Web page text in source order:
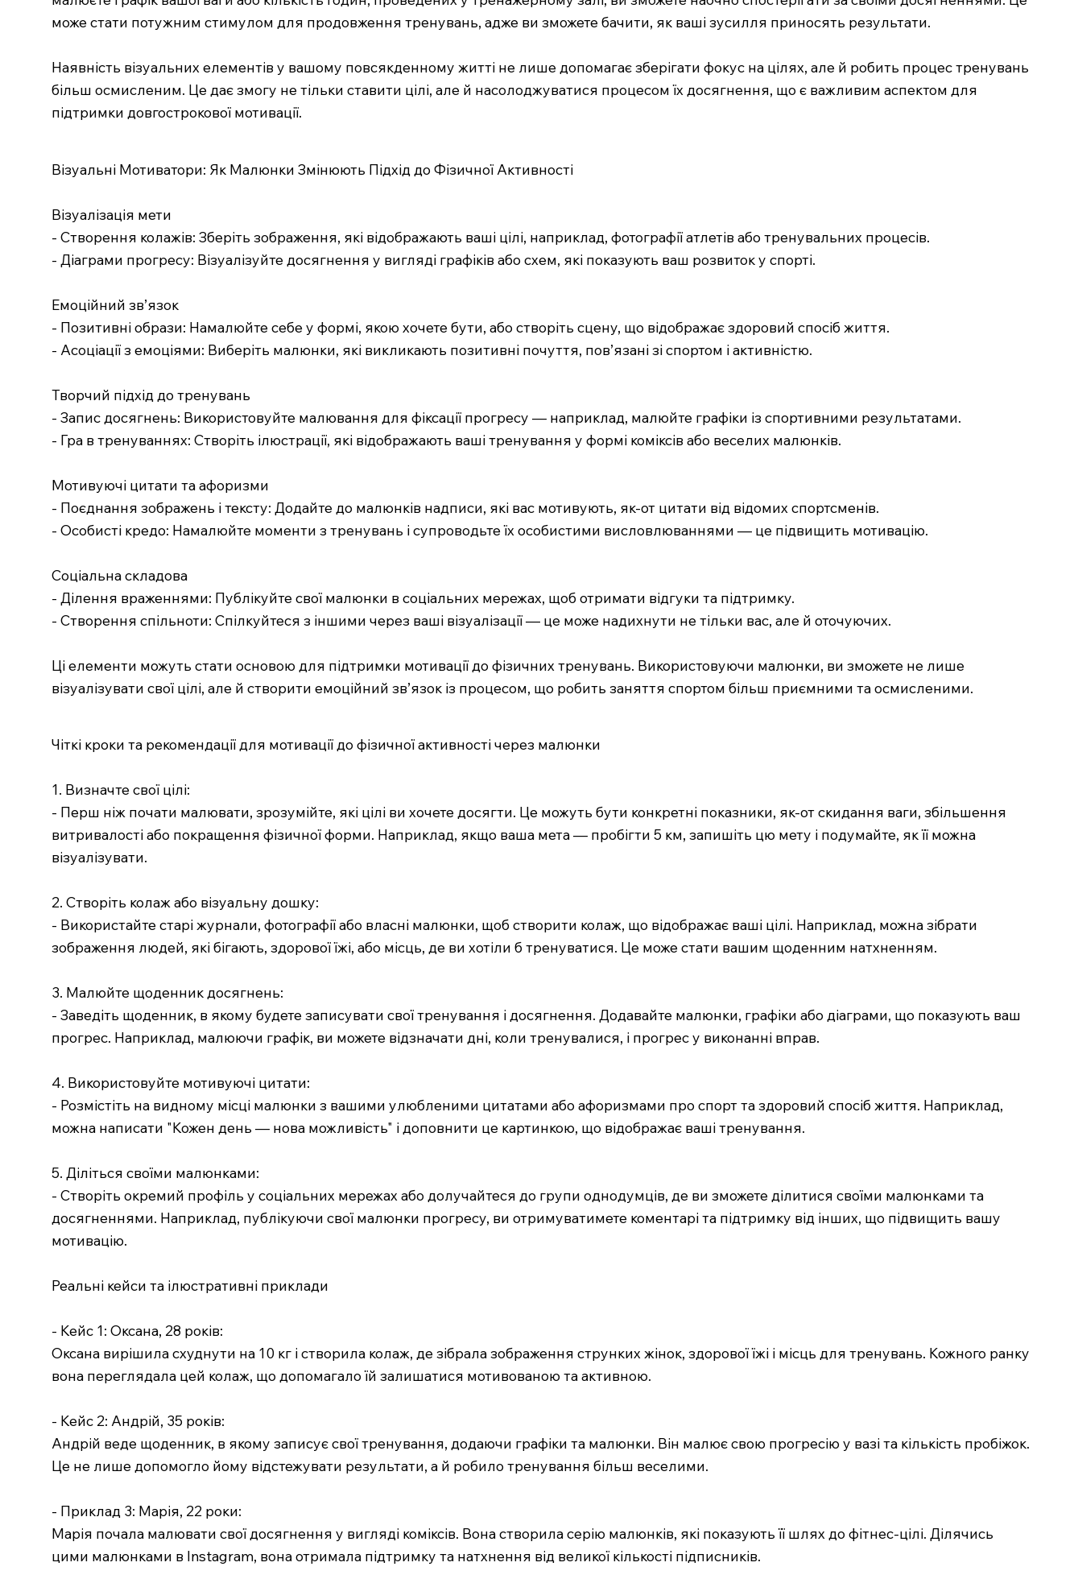
може стати потужним стимулом для продовження тренувань, адже ви зможете бачити, як ваші зусилля приносять результати.
Наявність візуальних елементів у вашому повсякденному житті не лише допомагає зберігати фокус на цілях, але й робить процес тренувань
більш осмисленим. Це дає змогу не тільки ставити цілі, але й насолоджуватися процесом їх досягнення, що є важливим аспектом для
підтримки довгострокової мотивації.
Візуальні Мотиватори: Як Малюнки Змінюють Підхід до Фізичної Активності
Візуалізація мети
- Створення колажів: Зберіть зображення, які відображають ваші цілі, наприклад, фотографії атлетів або тренувальних процесів.
- Діаграми прогресу: Візуалізуйте досягнення у вигляді графіків або схем, які показують ваш розвиток у спорті.
Емоційний зв’язок
- Позитивні образи: Намалюйте себе у формі, якою хочете бути, або створіть сцену, що відображає здоровий спосіб життя.
- Асоціації з емоціями: Виберіть малюнки, які викликають позитивні почуття, пов’язані зі спортом і активністю.
Творчий підхід до тренувань
- Запис досягнень: Використовуйте малювання для фіксації прогресу — наприклад, малюйте графіки із спортивними результатами.
- Гра в тренуваннях: Створіть ілюстрації, які відображають ваші тренування у формі коміксів або веселих малюнків.
Мотивуючі цитати та афоризми
- Поєднання зображень і тексту: Додайте до малюнків надписи, які вас мотивують, як-от цитати від відомих спортсменів.
- Особисті кредо: Намалюйте моменти з тренувань і супроводьте їх особистими висловлюваннями — це підвищить мотивацію.
Соціальна складова
- Ділення враженнями: Публікуйте свої малюнки в соціальних мережах, щоб отримати відгуки та підтримку.
- Створення спільноти: Спілкуйтеся з іншими через ваші візуалізації — це може надихнути не тільки вас, але й оточуючих.
Ці елементи можуть стати основою для підтримки мотивації до фізичних тренувань. Використовуючи малюнки, ви зможете не лише
візуалізувати свої цілі, але й створити емоційний зв’язок із процесом, що робить заняття спортом більш приємними та осмисленими.
Чіткі кроки та рекомендації для мотивації до фізичної активності через малюнки
1. Визначте свої цілі:
- Перш ніж почати малювати, зрозумійте, які цілі ви хочете досягти. Це можуть бути конкретні показники, як-от скидання ваги, збільшення
витривалості або покращення фізичної форми. Наприклад, якщо ваша мета — пробігти 5 км, запишіть цю мету і подумайте, як її можна
візуалізувати.
2. Створіть колаж або візуальну дошку:
- Використайте старі журнали, фотографії або власні малюнки, щоб створити колаж, що відображає ваші цілі. Наприклад, можна зібрати
зображення людей, які бігають, здорової їжі, або місць, де ви хотіли б тренуватися. Це може стати вашим щоденним натхненням.
3. Малюйте щоденник досягнень:
- Заведіть щоденник, в якому будете записувати свої тренування і досягнення. Додавайте малюнки, графіки або діаграми, що показують ваш
прогрес. Наприклад, малюючи графік, ви можете відзначати дні, коли тренувалися, і прогрес у виконанні вправ.
4. Використовуйте мотивуючі цитати:
- Розмістіть на видному місці малюнки з вашими улюбленими цитатами або афоризмами про спорт та здоровий спосіб життя. Наприклад,
можна написати "Кожен день — нова можливість" і доповнити це картинкою, що відображає ваші тренування.
5. Діліться своїми малюнками:
- Створіть окремий профіль у соціальних мережах або долучайтеся до групи однодумців, де ви зможете ділитися своїми малюнками та
досягненнями. Наприклад, публікуючи свої малюнки прогресу, ви отримуватимете коментарі та підтримку від інших, що підвищить вашу
мотивацію.
Реальні кейси та ілюстративні приклади
- Кейс 1: Оксана, 28 років:
Оксана вирішила схуднути на 10 кг і створила колаж, де зібрала зображення струнких жінок, здорової їжі і місць для тренувань. Кожного ранку
вона переглядала цей колаж, що допомагало їй залишатися мотивованою та активною.
- Кейс 2: Андрій, 35 років:
Андрій веде щоденник, в якому записує свої тренування, додаючи графіки та малюнки. Він малює свою прогресію у вазі та кількість пробіжок.
Це не лише допомогло йому відстежувати результати, а й робило тренування більш веселими.
- Приклад 3: Марія, 22 роки:
Марія почала малювати свої досягнення у вигляді коміксів. Вона створила серію малюнків, які показують її шлях до фітнес-цілі. Ділячись
цими малюнками в Instagram, вона отримала підтримку та натхнення від великої кількості підписників.